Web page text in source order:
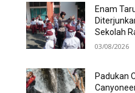
Enam
Sekolah
03/08/2026
Padukan